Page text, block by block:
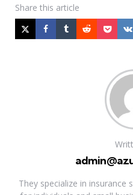
Share this article
They specialize in insurance